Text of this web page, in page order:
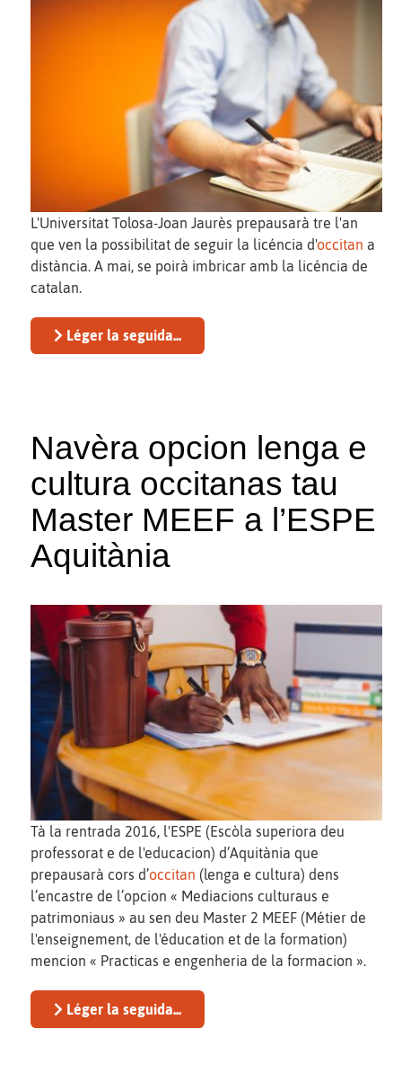
L'Universitat Tolosa-Joan Jaurès prepausarà tre l'an
que ven la possibilitat de seguir la licéncia d'occitan a
distància. A mai, se poirà imbricar amb la licéncia de
catalan.
Léger la seguida...
Navèra opcion lenga e
cultura occitanas tau
Master MEEF a l’ESPE
Aquitània
Tà la rentrada 2016, l'ESPE (Escòla superiora deu
professorat e de l'educacion) d’Aquitània que
prepausarà cors d’occitan (lenga e cultura) dens
l’encastre de l’opcion « Mediacions culturaus e
patrimoniaus » au sen deu Master 2 MEEF (Métier de
l'enseignement, de l'éducation et de la formation)
mencion « Practicas e engenheria de la formacion ».
Léger la seguida...